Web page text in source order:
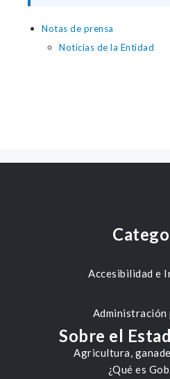
Notas de prensa
Noticias de la Entidad
Accesibilidad e
Administración
Agricultura,
Sobre el
¿Qué es